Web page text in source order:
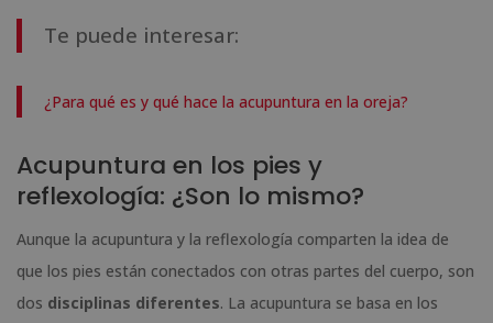
Te puede interesar:
¿Para qué es y qué hace la acupuntura en la oreja?
Acupuntura en los pies y
reflexología: ¿Son lo mismo?
Aunque la acupuntura y la reflexología comparten la idea de
que los pies están conectados con otras partes del cuerpo, son
dos disciplinas diferentes. La acupuntura se basa en los